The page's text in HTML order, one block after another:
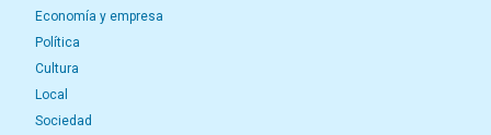
Economía y empresa
Política
Cultura
Local
Sociedad